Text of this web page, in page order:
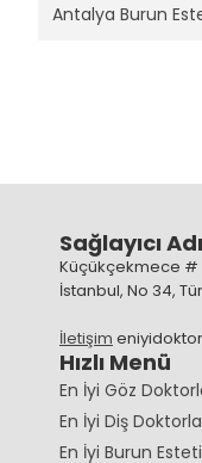
Antalya Burun
Sağlayıcı
Küçükçekmece #
İstanbul, No 34,
İletişim
Hızlı Menü
En İyi Göz
En İyi Diş
En İyi Burun